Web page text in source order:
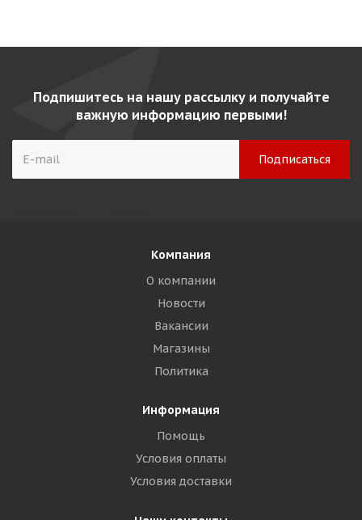
Подпишитесь на нашу рассылку и получайте
важную информацию первыми!
Компания
О компании
Новости
Вакансии
Магазины
Политика
Информация
Помощь
Условия оплаты
Условия доставки